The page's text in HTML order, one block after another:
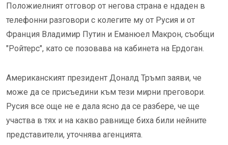
Положиелният отговор от негова страна е ндаден в
телефонни разговори с колегите му от Русия и от
Франция Владимир Путин и Еманюел Макрон, съобщи
"Ройтерс", като се позовава на кабинета на Ердоган.
Американският президент Доналд Тръмп заяви, че
може да се присъедини към тези мирни преговори.
Русия все още не е дала ясно да се разбере, че ще
участва в тях и на какво равнище биха били нейните
представители, уточнява агенцията.